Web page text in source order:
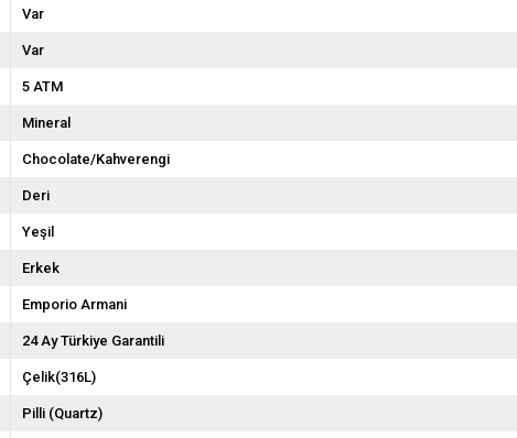
Var
Var
5 ATM
Mineral
Chocolate/Kahverengi
Deri
Yeşil
Erkek
Emporio Armani
24 Ay Türkiye Garantili
Çelik(316L)
Pilli (Quartz)